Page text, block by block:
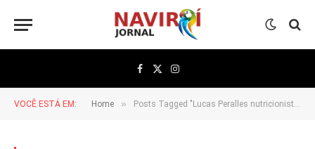
Facebook
X
(Twitter)
Instagram
VOCÊ ESTÁ EM: Home » Posts Tagged "Lucas Peralles nutricionista esportivo"